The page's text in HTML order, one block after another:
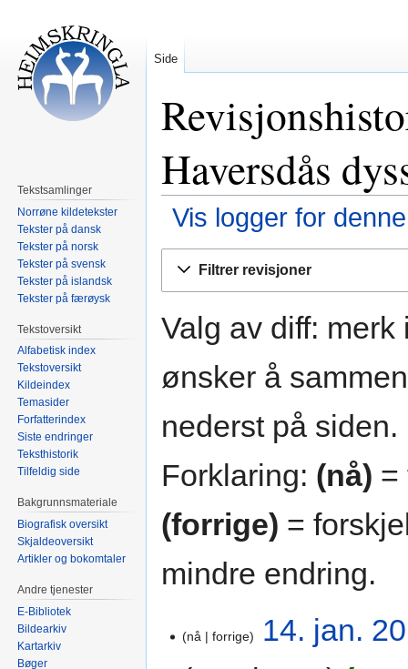
Haversdås
Vis logger for
Filtrer revisjoner
Valg av diff:
ønsker å
nederst på siden.
Forklaring: (nå) =
(forrige) =
mindre endring.
nå forrige
14. jan.
Side
Tekstsamlinger
Norrøne kildetekster
Tekster på dansk
Tekster på norsk
Tekster på svensk
Tekster på islandsk
Tekster på færøysk
Tekstoversikt
Alfabetisk index
Tekstoversikt
Kildeindex
Temasider
Forfatterindex
Siste endringer
Teksthistorik
Tilfeldig side
Bakgrunnsmateriale
Biografisk oversikt
Skjaldeoversikt
Artikler og bokomtaler
Andre tjenester
E-Bibliotek
Bildearkiv
Kartarkiv
Bøger